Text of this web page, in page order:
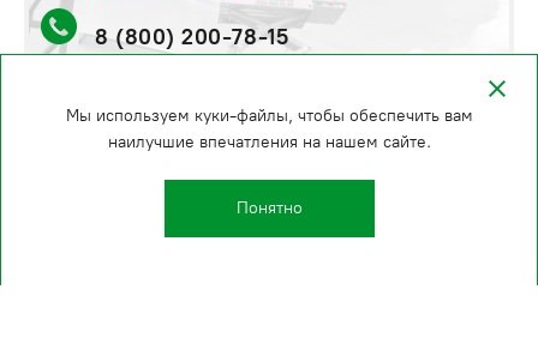
8 (800) 200-78-15
стоимость и сроки уточняйте по телефону
Мы используем куки-файлы, чтобы обеспечить вам
наилучшие впечатления на нашем сайте.
Понятно